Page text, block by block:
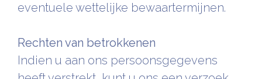
eventuele wettelijke bewaartermijnen.
Rechten van betrokkenen
Indien u aan ons persoonsgegevens